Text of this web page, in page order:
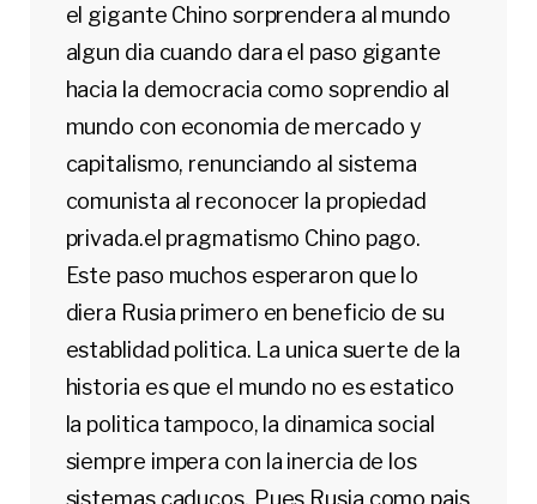
el gigante Chino sorprendera al mundo
algun dia cuando dara el paso gigante
hacia la democracia como soprendio al
mundo con economia de mercado y
capitalismo, renunciando al sistema
comunista al reconocer la propiedad
privada.el pragmatismo Chino pago.
Este paso muchos esperaron que lo
diera Rusia primero en beneficio de su
establidad politica. La unica suerte de la
historia es que el mundo no es estatico
la politica tampoco, la dinamica social
siempre impera con la inercia de los
sistemas caducos. Pues Rusia como pais